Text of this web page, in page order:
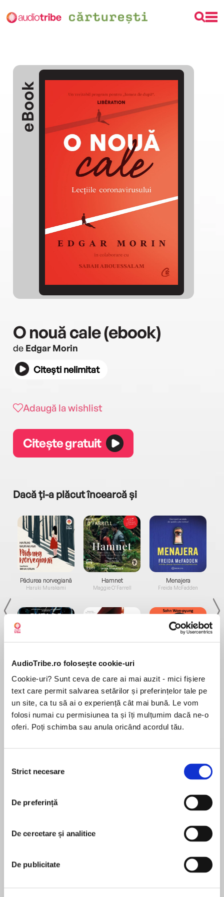
AudioTribe.ro folosește cookie-uri
Cookie-uri? Sunt ceva de care ai mai auzit - mici fișiere
text care permit salvarea setărilor și preferințelor tale pe
un site, ca tu să ai o experiență cât mai bună. Le vom
folosi numai cu permisiunea ta și îți mulțumim dacă ne-o
oferi. Poți schimba sau anula oricând acordul tău.
consimțământului
Strict necesare
De preferință
De cercetare și analitice
De publicitate
eBook
O nouă cale (ebook)
de Edgar Morin
Citești nelimitat
Adaugă la wishlist
Citește gratuit
Dacă ți-a plăcut încearcă și
Pădurea norvegiană
Haruki Murakami
de...
Dani Francis
Hamnet
Maggie O'Farrell
la...
Lauren Weisberger
Menajera
Freida McFadden
Sohn Won-pyung
îndepărtat oraș din China a declanșat la
începutul lui 2020 un cataclism mondial. Edgar
perioada gripei spaniole, consideră că trecem
întâmplătoare, constituie apogeul brutal al
degradărilor multiple ale biosferei și
de profit. Intelectual de stânga și membru al
Rezistenței franceze în cel de Al Doilea Război
În acest moment nu există recenzii
pentru această carte